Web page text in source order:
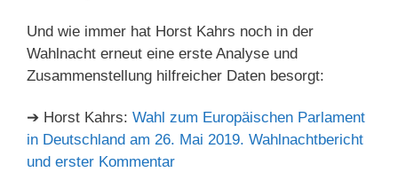
Und wie immer hat Horst Kahrs noch in der
Wahlnacht erneut eine erste Analyse und
Zusammenstellung hilfreicher Daten besorgt:
➔ Horst Kahrs: Wahl zum Europäischen Parlament
in Deutschland am 26. Mai 2019. Wahlnachtbericht
und erster Kommentar